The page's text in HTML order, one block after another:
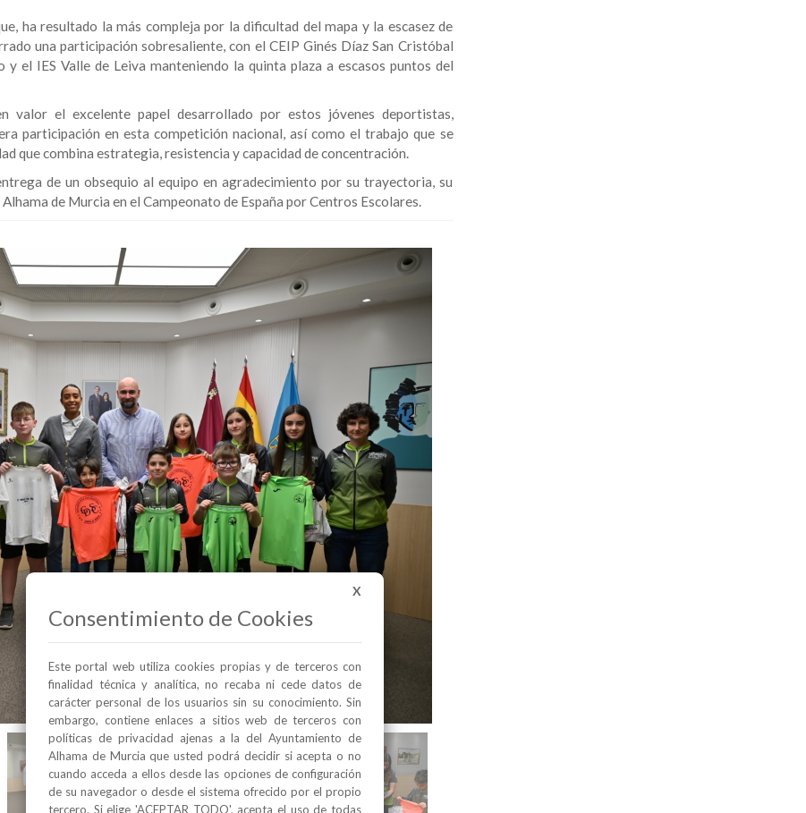
ha resultado la más compleja por la dificultad del mapa y la escasez de
una participación sobresaliente, con el CEIP Ginés Díaz San Cristóbal
el IES Valle de Leiva manteniendo la quinta plaza a escasos puntos del
valor el excelente papel desarrollado por estos jóvenes deportistas,
participación en esta competición nacional, así como el trabajo que se
que combina estrategia, resistencia y capacidad de concentración.
de un obsequio al equipo en agradecimiento por su trayectoria, su
de Murcia en el Campeonato de España por Centros Escolares.
X
Consentimiento de Cookies
Este portal web utiliza cookies propias y de terceros con
finalidad técnica y analítica, no recaba ni cede datos de
carácter personal de los usuarios sin su conocimiento. Sin
embargo, contiene enlaces a sitios web de terceros con
políticas de privacidad ajenas a la del Ayuntamiento de
Alhama de Murcia que usted podrá decidir si acepta o no
cuando acceda a ellos desde las opciones de configuración
de su navegador o desde el sistema ofrecido por el propio
tercero. Si elige 'ACEPTAR TODO', acepta el uso de todas